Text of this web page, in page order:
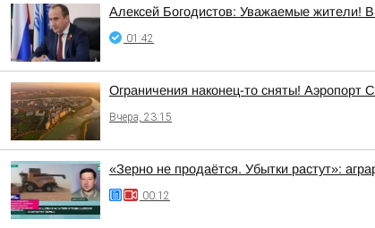
Алексей Богодистов: Уважаемые жители! В
01:42
Ограничения наконец-то сняты! Аэропорт
Вчера, 23:15
«Зерно не продаётся. Убытки растут»:
00:12